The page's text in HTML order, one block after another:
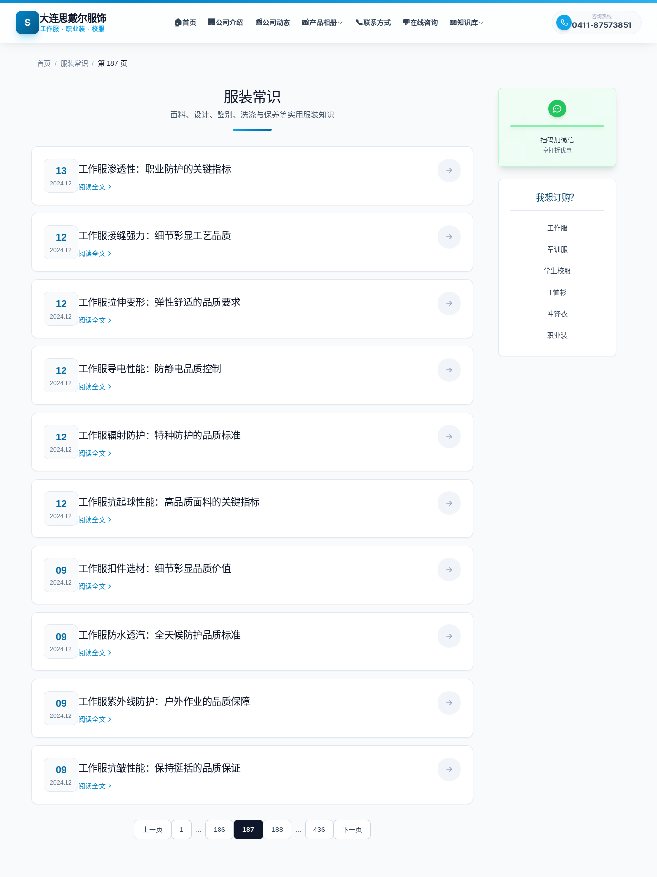
S 大连思戴尔服饰
工作服 · 职业装 · 校服
🏠首页 🏢公司介绍 📰公司动态 📸产品相册 📞联系方式 💬在线咨询 📖知识库
咨询热线
0411-87573851
首页 / 服装常识 / 第 187 页
服装常识
面料、设计、鉴别、洗涤与保养等实用服装知识
13
2024.12
工作服渗透性：职业防护的关键指标
阅读全文
12
2024.12
工作服接缝强力：细节彰显工艺品质
阅读全文
12
2024.12
工作服拉伸变形：弹性舒适的品质要求
阅读全文
12
2024.12
工作服导电性能：防静电品质控制
阅读全文
12
2024.12
工作服辐射防护：特种防护的品质标准
阅读全文
12
2024.12
工作服抗起球性能：高品质面料的关键指标
阅读全文
09
2024.12
工作服扣件选材：细节彰显品质价值
阅读全文
09
2024.12
工作服防水透汽：全天候防护品质标准
阅读全文
09
2024.12
工作服紫外线防护：户外作业的品质保障
阅读全文
09
2024.12
工作服抗皱性能：保持挺括的品质保证
阅读全文
上一页 1 ... 186 187 188 ... 436 下一页
扫码加微信
享打折优惠
我想订购？
工作服
军训服
学生校服
T恤衫
冲锋衣
职业装